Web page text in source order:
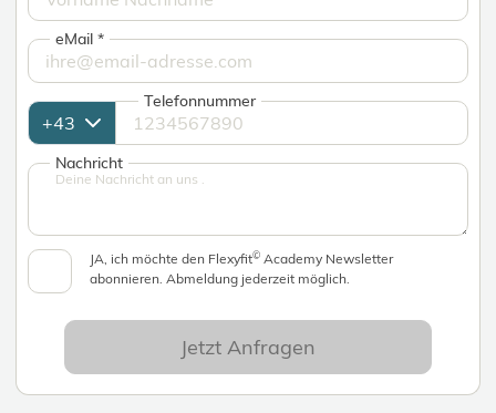
eMail*
Telefonnummer
Nachricht
JA, ich möchte den Flexyfit© Academy Newsletter
abonnieren. Abmeldung jederzeit möglich.
Jetzt Anfragen